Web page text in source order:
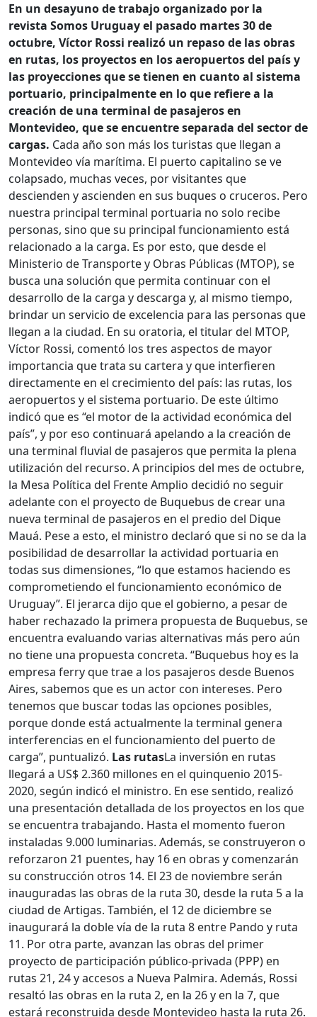
En un desayuno de trabajo organizado por la
revista Somos Uruguay el pasado martes 30 de
octubre, Víctor Rossi realizó un repaso de las obras
en rutas, los proyectos en los aeropuertos del país y
las proyecciones que se tienen en cuanto al sistema
portuario, principalmente en lo que refiere a la
creación de una terminal de pasajeros en
Montevideo, que se encuentre separada del sector de
cargas. Cada año son más los turistas que llegan a
Montevideo vía marítima. El puerto capitalino se ve
colapsado, muchas veces, por visitantes que
descienden y ascienden en sus buques o cruceros. Pero
nuestra principal terminal portuaria no solo recibe
personas, sino que su principal funcionamiento está
relacionado a la carga. Es por esto, que desde el
Ministerio de Transporte y Obras Públicas (MTOP), se
busca una solución que permita continuar con el
desarrollo de la carga y descarga y, al mismo tiempo,
brindar un servicio de excelencia para las personas que
llegan a la ciudad. En su oratoria, el titular del MTOP,
Víctor Rossi, comentó los tres aspectos de mayor
importancia que trata su cartera y que interfieren
directamente en el crecimiento del país: las rutas, los
aeropuertos y el sistema portuario. De este último
indicó que es “el motor de la actividad económica del
país”, y por eso continuará apelando a la creación de
una terminal fluvial de pasajeros que permita la plena
utilización del recurso. A principios del mes de octubre,
la Mesa Política del Frente Amplio decidió no seguir
adelante con el proyecto de Buquebus de crear una
nueva terminal de pasajeros en el predio del Dique
Mauá. Pese a esto, el ministro declaró que si no se da la
posibilidad de desarrollar la actividad portuaria en
todas sus dimensiones, “lo que estamos haciendo es
comprometiendo el funcionamiento económico de
Uruguay”. El jerarca dijo que el gobierno, a pesar de
haber rechazado la primera propuesta de Buquebus, se
encuentra evaluando varias alternativas más pero aún
no tiene una propuesta concreta. “Buquebus hoy es la
empresa ferry que trae a los pasajeros desde Buenos
Aires, sabemos que es un actor con intereses. Pero
tenemos que buscar todas las opciones posibles,
porque donde está actualmente la terminal genera
interferencias en el funcionamiento del puerto de
carga”, puntualizó. Las rutasLa inversión en rutas
llegará a US$ 2.360 millones en el quinquenio 2015-
2020, según indicó el ministro. En ese sentido, realizó
una presentación detallada de los proyectos en los que
se encuentra trabajando. Hasta el momento fueron
instaladas 9.000 luminarias. Además, se construyeron o
reforzaron 21 puentes, hay 16 en obras y comenzarán
su construcción otros 14. El 23 de noviembre serán
inauguradas las obras de la ruta 30, desde la ruta 5 a la
ciudad de Artigas. También, el 12 de diciembre se
inaugurará la doble vía de la ruta 8 entre Pando y ruta
11. Por otra parte, avanzan las obras del primer
proyecto de participación público-privada (PPP) en
rutas 21, 24 y accesos a Nueva Palmira. Además, Rossi
resaltó las obras en la ruta 2, en la 26 y en la 7, que
estará reconstruida desde Montevideo hasta la ruta 26.